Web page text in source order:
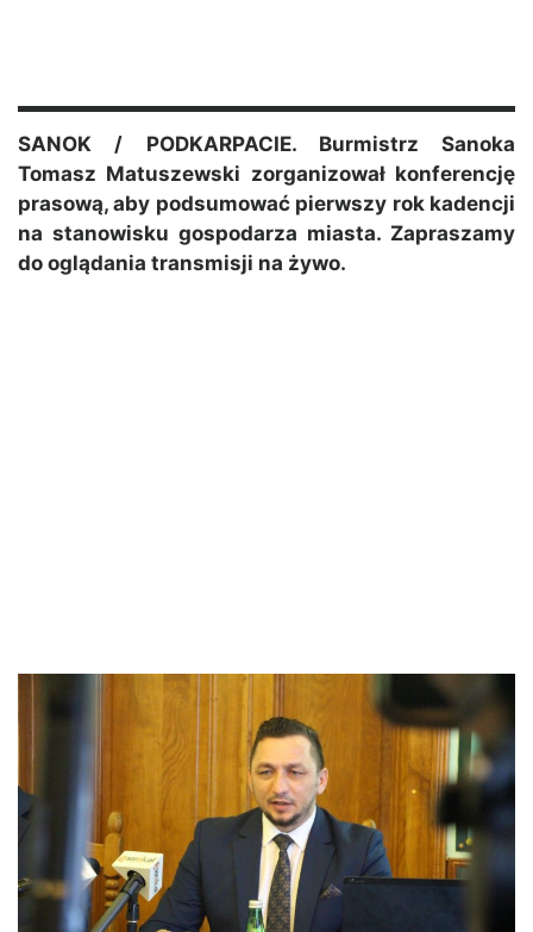
SANOK / PODKARPACIE. Burmistrz Sanoka
Tomasz Matuszewski zorganizował konferencję
prasową, aby podsumować pierwszy rok kadencji
na stanowisku gospodarza miasta. Zapraszamy
do oglądania transmisji na żywo.